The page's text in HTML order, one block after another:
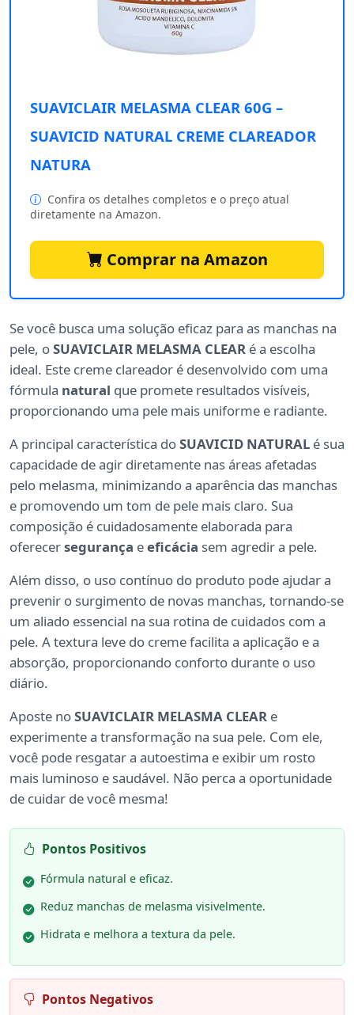
SUAVICLAIR MELASMA CLEAR 60G –
SUAVICID NATURAL CREME CLAREADOR
NATURA
Confira os detalhes completos e o preço atual
diretamente na Amazon.
Comprar na Amazon
Se você busca uma solução eficaz para as manchas na
pele, oSUAVICLAIR MELASMA CLEAR é a escolha
ideal. Este creme clareador é desenvolvido com uma
fórmula natural que promete resultados visíveis,
proporcionando uma pele mais uniforme e radiante.
A principal característica doSUAVICID NATURAL é sua
capacidade de agir diretamente nas áreas afetadas
pelo melasma, minimizando a aparência das manchas
e promovendo um tom de pele mais claro. Sua
composição é cuidadosamente elaborada para
oferecersegurança eeficácia sem agredir a pele.
Além disso, o uso contínuo do produto pode ajudar a
prevenir o surgimento de novas manchas, tornando-se
um aliado essencial na sua rotina de cuidados com a
pele. A textura leve do creme facilita a aplicação e a
absorção, proporcionando conforto durante o uso
diário.
Aposte noSUAVICLAIR MELASMA CLEAR e
experimente a transformação na sua pele. Com ele,
você pode resgatar a autoestima e exibir um rosto
mais luminoso e saudável. Não perca a oportunidade
de cuidar de você mesma!
Pontos Positivos
Fórmula natural e eficaz.
Reduz manchas de melasma visivelmente.
Hidrata e melhora a textura da pele.
Pontos Negativos